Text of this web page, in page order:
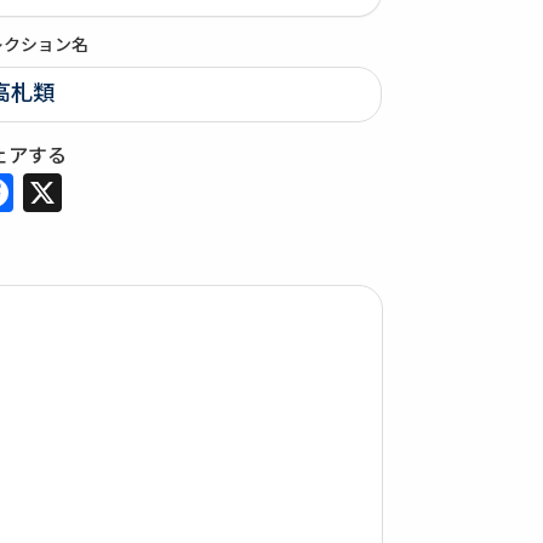
ション名
札類
アする
Facebook
X